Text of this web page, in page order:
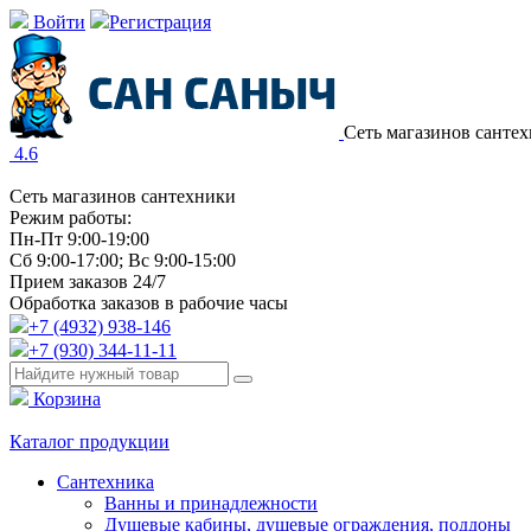
Войти Регистрация
Сеть магазинов
4.6
Сеть магазинов сантехники
Режим работы:
Пн-Пт 9:00-19:00
Сб 9:00-17:00; Вс 9:00-15:00
Прием заказов 24/7
Обработка заказов в рабочие часы
+7 (4932) 938-146
+7 (930) 344-11-11
Корзина
Каталог продукции
Сантехника
Ванны и принадлежности
Душевые кабины, душевые ограждения, поддоны